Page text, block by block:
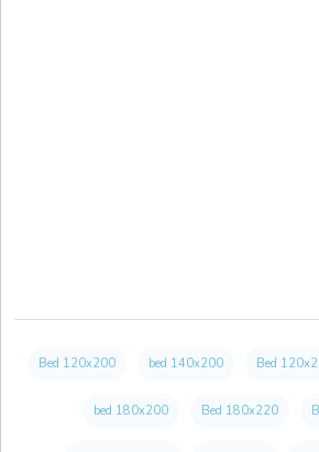
Bed 120x200 bed 140x200 Bed
bed 180x200 Bed 180x220